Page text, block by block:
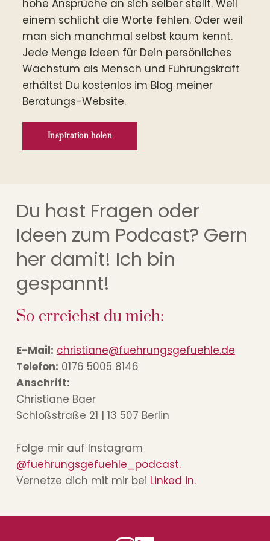
hohe Ansprüche an sich selber stellt. Weil
einem schlicht die Worte fehlen. Oder weil
man sich manchmal selbst kaum kennt.
Jede Menge Ideen für Dein persönliches
Wachstum als Mensch und Führungskraft
erhältst Du kostenlos im Blog meiner
Beratungs-Website.
Inspiration holen
Du hast Fragen oder
Ideen zum Podcast? Gern
her damit! Ich bin
gespannt!
So erreichst du mich:
E-Mail: christiane@fuehrungsgefuehle.de
Telefon: 0176 5005 8146
Anschrift:
Christiane Baer
Schloßstraße 21 | 13 507 Berlin
@fuehrungsgefuehle_podcast.
Vernetze dich mit mir bei Linked in.